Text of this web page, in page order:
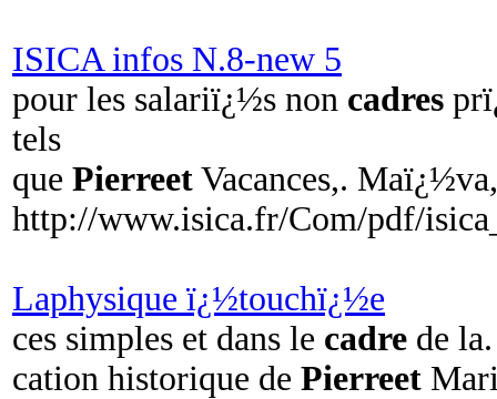
ISICA infos N.8-new 5
pour les salariï¿½s non cadres
tels
que Pierreet Vacances,.
http://www.isica.fr/Com/pdf/
Laphysique ï¿½touchï¿½e
ces simples et dans le cadre de
cation historique de Pierreet